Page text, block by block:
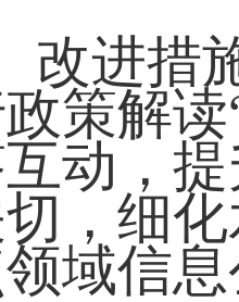
改进
策解
动，
，细
域信